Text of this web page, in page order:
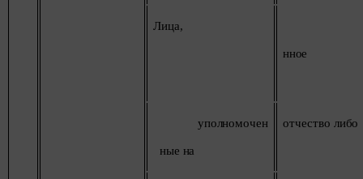
Лица,
нное
уполномочен
ные на
отчество либо